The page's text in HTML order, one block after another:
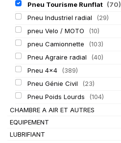
Pneu Tourisme Runflat (70)
Pneu Industriel radial
(29)
pneu Velo / MOTO
(10)
pneu Camionnette
(103)
Pneu Agraire radial
(40)
Pneu 4x4
(389)
Pneu Génie Civil
(23)
Pneu Poids Lourds
(104)
CHAMBRE A AIR ET AUTRES
EQUIPEMENT
LUBRIFIANT